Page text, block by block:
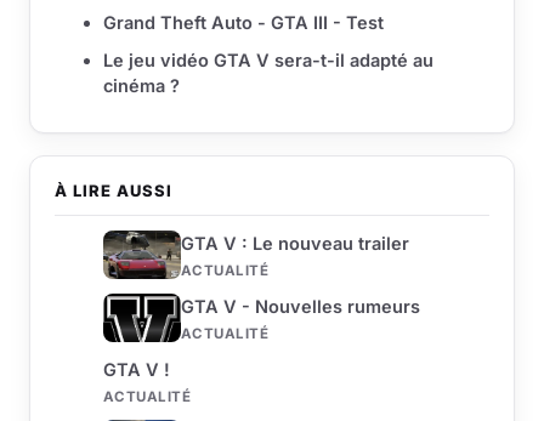
À LIRE AUSSI
GTA V : Le nouveau trailer
ACTUALITÉ
GTA V - Nouvelles rumeurs
ACTUALITÉ
GTA V !
ACTUALITÉ
Grand Theft Auto - GTA III - Test
Le jeu vidéo GTA V sera-t-il adapté au
cinéma ?